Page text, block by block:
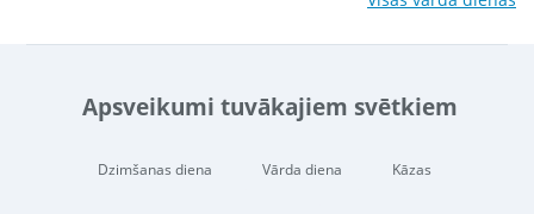
Apsveikumi tuvākajiem svētkiem
Dzimšanas diena Vārda diena Kāzas